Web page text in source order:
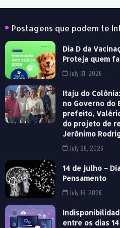
Postagens que podem te
Dia D da
Proteja quem
July 31, 2026
Itaju do
no Governo do
prefeito,
do projeto de
Jerônimo
July 26, 2026
14 de julho –
Pensamento
July 16, 2026
entre os dias